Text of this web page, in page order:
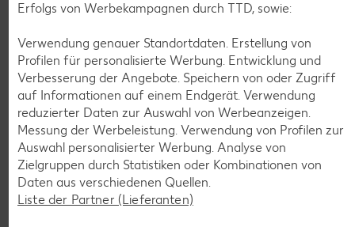
K-PLANT BASED
Weitere Angebote anzeigen
Erfolgs von Werbekampagnen durch TTD, sowie:
Verwendung genauer Standortdaten. Erstellung von
Profilen für personalisierte Werbung. Entwicklung und
Verbesserung der Angebote. Speichern von oder Zugriff
auf Informationen auf einem Endgerät. Verwendung
reduzierter Daten zur Auswahl von Werbeanzeigen.
Messung der Werbeleistung. Verwendung von Profilen zur
Auswahl personalisierter Werbung. Analyse von
Zielgruppen durch Statistiken oder Kombinationen von
Daten aus verschiedenen Quellen.
Liste der Partner (Lieferanten)